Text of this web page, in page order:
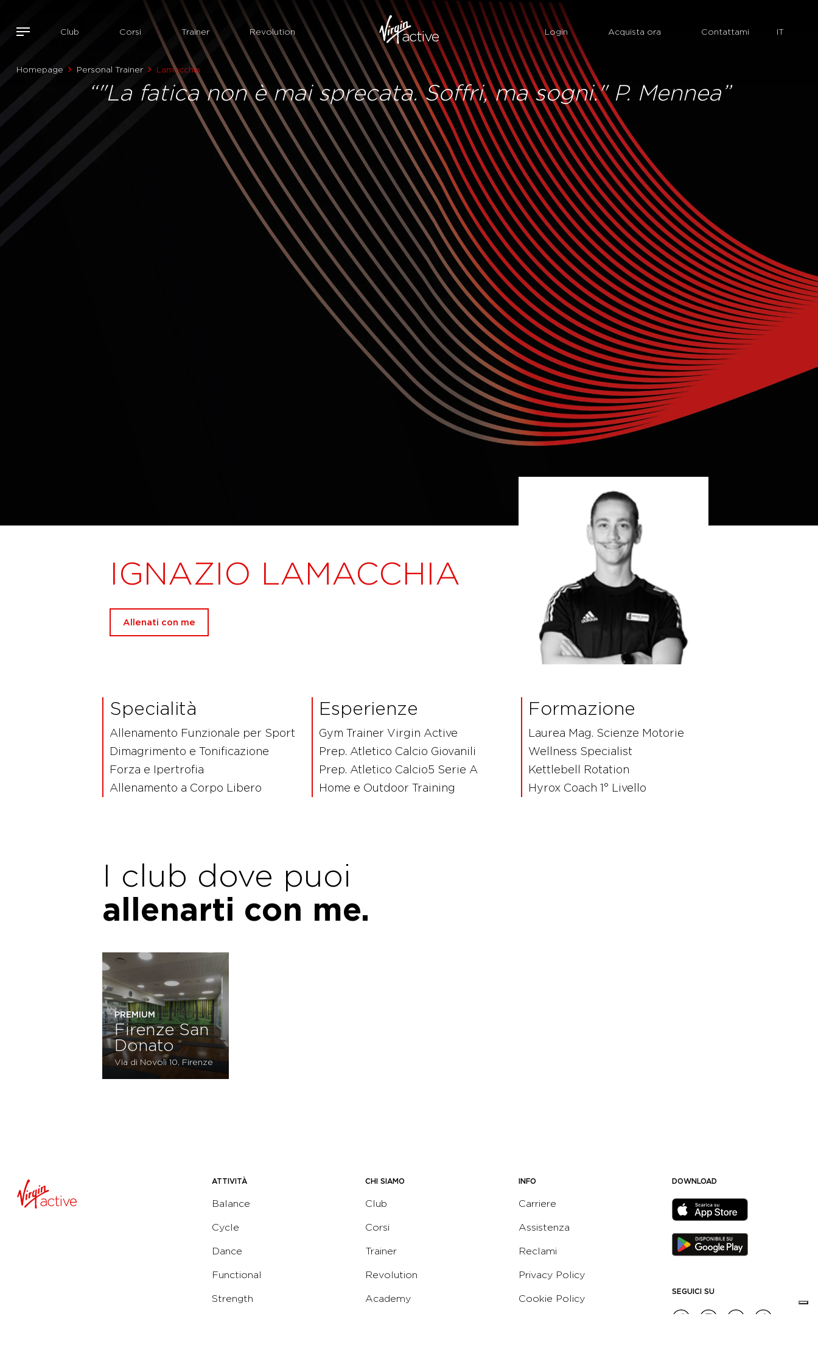
Club Corsi Trainer Revolution Login Acquista ora Contattami
Homepage Personal Trainer Lamacchia
“"La fatica non è mai sprecata. Soffri, ma sogni." P. Mennea”
IGNAZIO LAMACCHIA
Allenati con me
Specialità
Allenamento Funzionale per Sport
Dimagrimento e Tonificazione
Forza e Ipertrofia
Allenamento a Corpo Libero
Esperienze
Gym Trainer Virgin Active
Prep. Atletico Calcio Giovanili
Prep. Atletico Calcio5 Serie A
Home e Outdoor Training
Formazione
Laurea Mag. Scienze Motorie
Wellness Specialist
Kettlebell Rotation
Hyrox Coach 1° Livello
I club dove puoi
allenarti con me.
PREMIUM
Firenze San
Donato
Via di Novoli 10, Firenze
ATTIVITÀ
Balance
Cycle
Dance
Functional
Strength
CHI SIAMO
Club
Corsi
Trainer
Revolution
Academy
INFO
Carriere
Assistenza
Reclami
Privacy Policy
Cookie Policy
DOWNLOAD
SEGUICI SU